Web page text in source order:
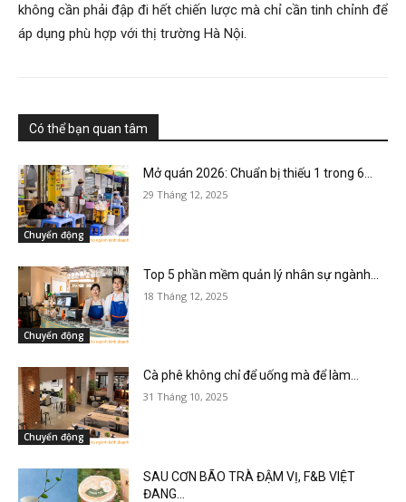
không cần phải đập đi hết chiến lược mà chỉ cần tinh chỉnh để
áp dụng phù hợp với thị trường Hà Nội.
Có thể bạn quan tâm
Chuyển động
Mở quán 2026: Chuẩn bị thiếu 1 trong 6...
29 Tháng 12, 2025
Chuyển động
Top 5 phần mềm quản lý nhân sự ngành...
18 Tháng 12, 2025
Chuyển động
Cà phê không chỉ để uống mà để làm...
31 Tháng 10, 2025
SAU CƠN BÃO TRÀ ĐẬM VỊ, F&B VIỆT
ĐANG...